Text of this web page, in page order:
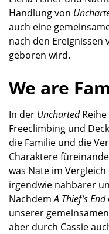
Handlung von
auch eine
nach den Ereignissen
geboren wird.
We are
In der UnchartedReihe
Freeclimbing und
die Familie und die
Charaktere
was Nate im
irgendwie nahbarer
NachdemA Thief’s End
unserer
aber durch Cassie